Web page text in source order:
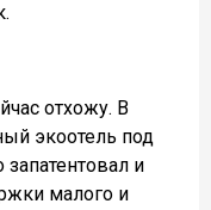
отхожу. В
экоотель под
и
малого и